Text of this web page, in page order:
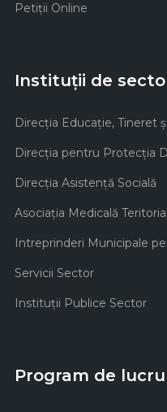
Petiții Online
Instituții de
Direcţia Educaţie, Tineret
Direcţia pentru Protecţia
Direcţia Asistenţă Socială
Asociaţia Medicală
Intreprinderi Municipale
Servicii Sector
Instituţii Publice Sector
Program de lucru